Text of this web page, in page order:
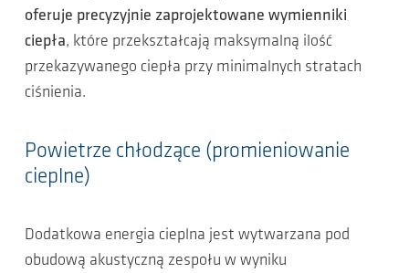
oferuje precyzyjnie zaprojektowane wymienniki
ciepła, które przekształcają maksymalną ilość
przekazywanego ciepła przy minimalnych stratach
ciśnienia.
Powietrze chłodzące (promieniowanie
cieplne)
Dodatkowa energia cieplna jest wytwarzana pod
obudową akustyczną zespołu w wyniku